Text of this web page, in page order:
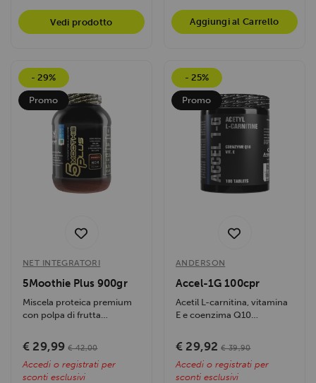
Vedi prodotto Aggiungi al Carrello
- 29%
Promo
NET INTEGRATORI
5Moothie Plus 900gr
Miscela proteica premium
con polpa di frutta
€ 29,99 € 42,00
Accedi o registrati per
sconti esclusivi
- 25%
Promo
ANDERSON
Accel-1G 100cpr
Acetil L-carnitina, vitamina
E e coenzima Q10
energetico,...
€ 29,92 € 39,90
Accedi o registrati per
sconti esclusivi